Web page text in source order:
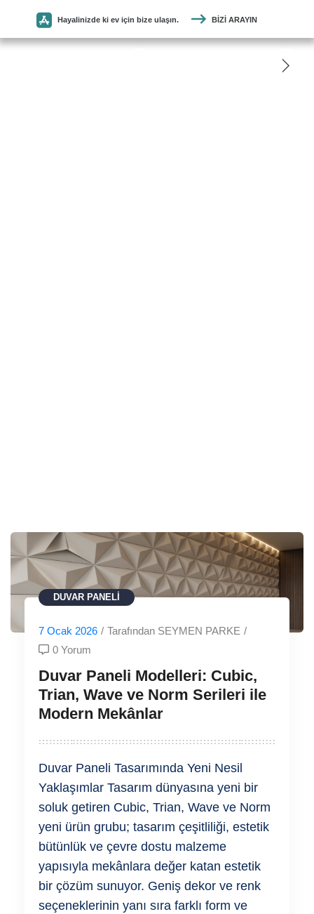
Hayalinizde ki ev için bize ulaşın. BIZI ARAYIN
DUVAR PANELI
7 Ocak 2026 / Tarafından SEYMEN PARKE /
0 Yorum
Duvar Paneli Modelleri: Cubic,
Trian, Wave ve Norm Serileri ile
Modern Mekânlar
Duvar Paneli Tasarımında Yeni Nesil
Yaklaşımlar Tasarım dünyasına yeni bir
soluk getiren Cubic, Trian, Wave ve Norm
yeni ürün grubu; tasarım çeşitliliği, estetik
bütünlük ve çevre dostu malzeme
yapısıyla mekânlara değer katan estetik
bir çözüm sunuyor. Geniş dekor ve renk
seçeneklerinin yanı sıra farklı form ve